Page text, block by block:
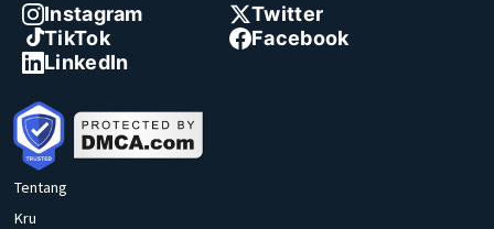
Instagram
Twitter
TikTok
Facebook
LinkedIn
Tentang
Kru